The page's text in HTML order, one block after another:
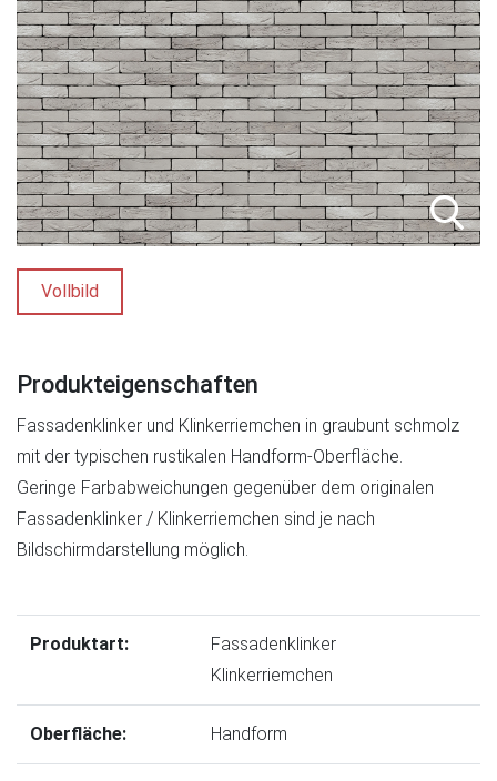
Vollbild
Produkteigenschaften
Fassadenklinker und Klinkerriemchen in graubunt schmolz
mit der typischen rustikalen Handform-Oberfläche.
Geringe Farbabweichungen gegenüber dem originalen
Fassadenklinker / Klinkerriemchen sind je nach
Bildschirmdarstellung möglich.
Produktart:
Fassadenklinker
Klinkerriemchen
Oberfläche: Handform